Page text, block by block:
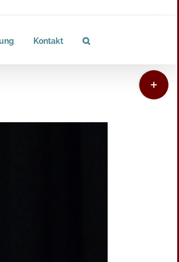
Kontakt
Toggle
Sliding